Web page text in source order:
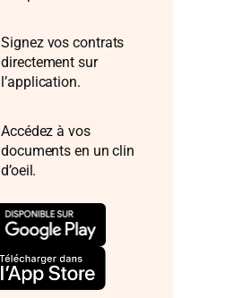
Signez vos contrats
directement sur
l’application.
Accédez à vos
documents en un clin
d’oeil.